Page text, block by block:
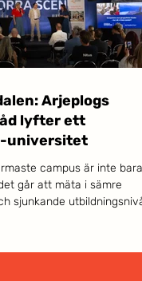
Arjeplogs
lyfter ett
universitet
campus är inte bara
går att mäta i sämre
sjunkande
lyfter ett nationellt digitalt